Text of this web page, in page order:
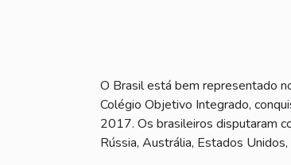
O Brasil está bem representado
Colégio Objetivo Integrado,
2017. Os brasileiros disputaram
Rússia, Austrália, Estados